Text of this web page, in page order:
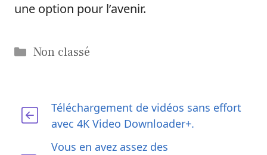
une option pour l’avenir.
Catégories
Non classé
Téléchargement de vidéos sans effort
avec 4K Video Downloader+.
Vous en avez assez des